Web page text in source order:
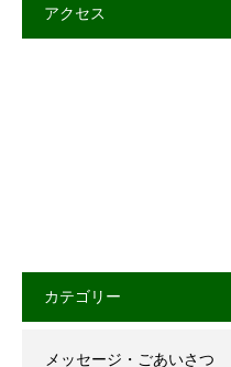
アクセス
カテゴリー
メッセージ・ごあいさつ